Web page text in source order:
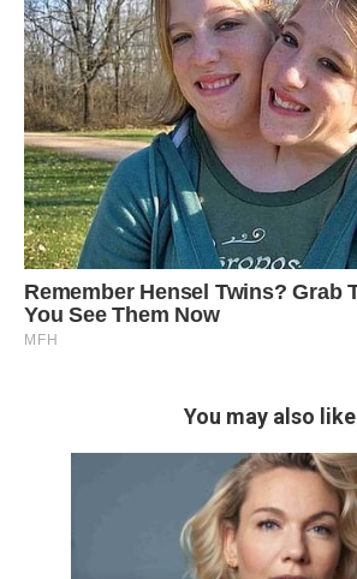
You may also like